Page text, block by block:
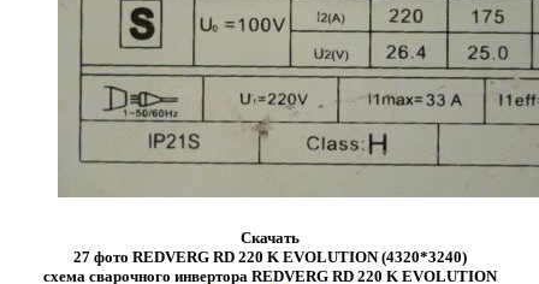
Скачать
27 фото REDVERG RD 220 K EVOLUTION (4320*3240)
схема сварочного инвертора REDVERG RD 220 K EVOLUTION